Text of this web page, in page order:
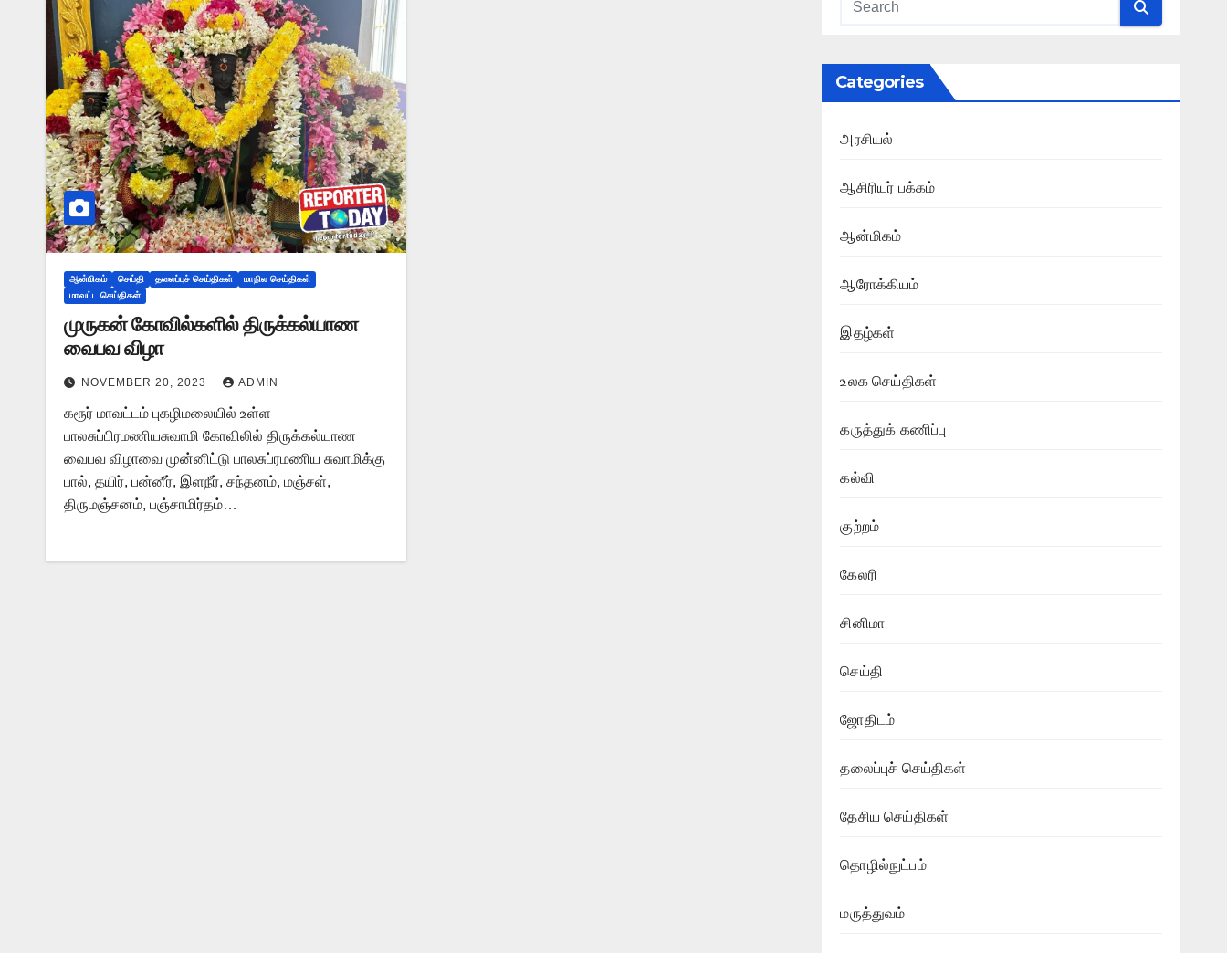
ஆன்மிகம் செய்தி தலைப்புச் செய்திகள்
மாநில செய்திகள்
மாவட்ட செய்திகள்
முருகன் கோவில்களில் திருக்கல்யாண
வைபவ விழா
NOVEMBER 20, 2023 ADMIN
கரூர் மாவட்டம் புகழிமலையில் உள்ள
பாலசுப்பிரமணியசுவாமி கோவிலில் திருக்கல்யாண
வைபவ விழாவை முன்னிட்டு பாலசுப்ரமணிய சுவாமிக்கு
பால், தயிர், பன்னீர், இளநீர், சந்தனம், மஞ்சள்,
திருமஞ்சனம், பஞ்சாமிர்தம்…
Categories
அரசியல்
ஆசிரியர் பக்கம்
ஆன்மிகம்
ஆரோக்கியம்
இதழ்கள்
உலக செய்திகள்
கருத்துக் கணிப்பு
கல்வி
குற்றம்
கேலரி
சினிமா
செய்தி
ஜோதிடம்
தலைப்புச் செய்திகள்
தேசிய செய்திகள்
தொழில்நுட்பம்
மருத்துவம்